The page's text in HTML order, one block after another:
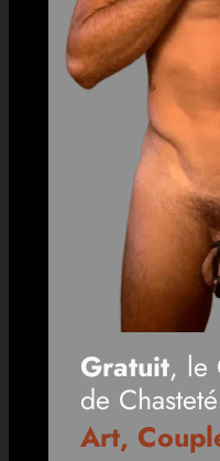
Gratuit, le
de
Art,